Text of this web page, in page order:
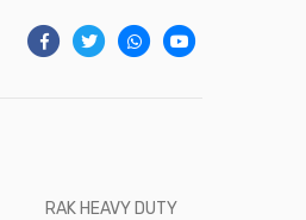
RAK HEAVY DUTY